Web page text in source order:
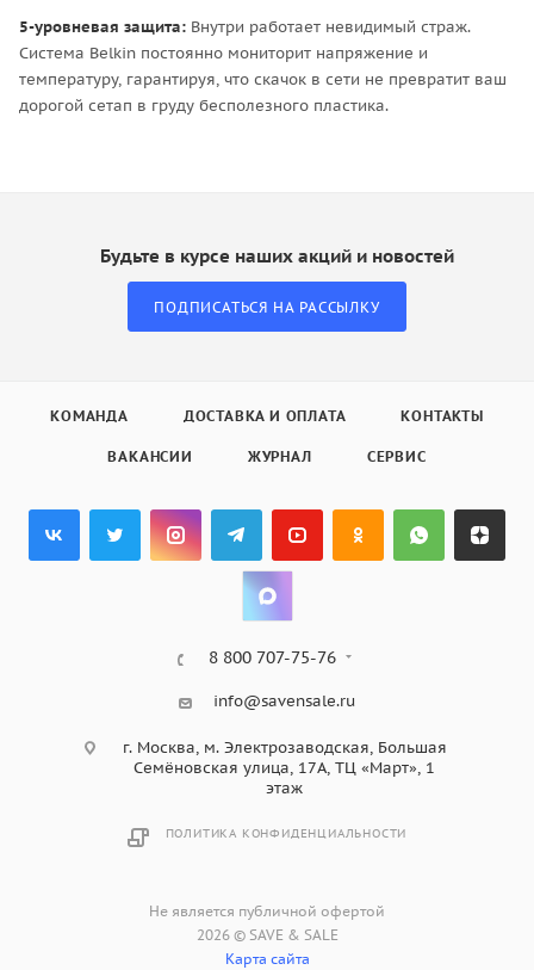
5-уровневая защита: Внутри работает невидимый страж.
Система Belkin постоянно мониторит напряжение и
температуру, гарантируя, что скачок в сети не превратит ваш
дорогой сетап в груду бесполезного пластика.
Будьте в курсе наших акций и новостей
ПОДПИСАТЬСЯ НА РАССЫЛКУ
КОМАНДА ДОСТАВКА И ОПЛАТА КОНТАКТЫ
ВАКАНСИИ ЖУРНАЛ СЕРВИС
8 800 707-75-76
info@savensale.ru
г. Москва, м. Электрозаводская, Большая
Семёновская улица, 17А, ТЦ «Март», 1
этаж
ПОЛИТИКА КОНФИДЕНЦИАЛЬНОСТИ
Не является публичной офертой
2026 © SAVE & SALE
Карта сайта